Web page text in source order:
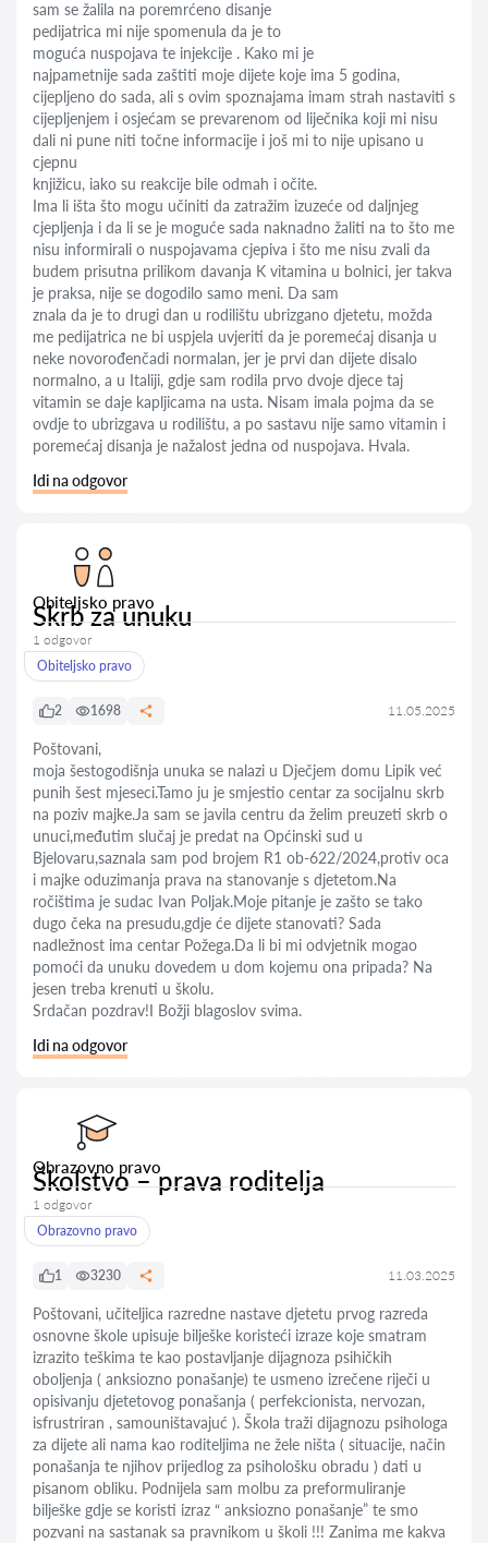
sam se žalila na poremrćeno disanje
pedijatrica mi nije spomenula da je to
moguća nuspojava te injekcije . Kako mi je
najpametnije sada zaštiti moje dijete koje ima 5 godina,
cijepljeno do sada, ali s ovim spoznajama imam strah nastaviti s
cijepljenjem i osjećam se prevarenom od liječnika koji mi nisu
dali ni pune niti točne informacije i još mi to nije upisano u
cjepnu
knjižicu, iako su reakcije bile odmah i očite.
Ima li išta što mogu učiniti da zatražim izuzeće od daljnjeg
cjepljenja i da li se je moguće sada naknadno žaliti na to što me
nisu informirali o nuspojavama cjepiva i što me nisu zvali da
budem prisutna prilikom davanja K vitamina u bolnici, jer takva
je praksa, nije se dogodilo samo meni. Da sam
znala da je to drugi dan u rodilištu ubrizgano djetetu, možda
me pedijatrica ne bi uspjela uvjeriti da je poremećaj disanja u
neke novorođenčadi normalan, jer je prvi dan dijete disalo
normalno, a u Italiji, gdje sam rodila prvo dvoje djece taj
vitamin se daje kapljicama na usta. Nisam imala pojma da se
ovdje to ubrizgava u rodilištu, a po sastavu nije samo vitamin i
poremećaj disanja je nažalost jedna od nuspojava. Hvala.
Idi na odgovor
Obiteljsko pravo
Skrb za unuku
1 odgovor
Obiteljsko pravo
2 1698 11.05.2025
Poštovani,
moja šestogodišnja unuka se nalazi u Dječjem domu Lipik već
punih šest mjeseci.Tamo ju je smjestio centar za socijalnu skrb
na poziv majke.Ja sam se javila centru da želim preuzeti skrb o
unuci,međutim slučaj je predat na Općinski sud u
Bjelovaru,saznala sam pod brojem R1 ob-622/2024,protiv oca
i majke oduzimanja prava na stanovanje s djetetom.Na
ročištima je sudac Ivan Poljak.Moje pitanje je zašto se tako
dugo čeka na presudu,gdje će dijete stanovati? Sada
nadležnost ima centar Požega.Da li bi mi odvjetnik mogao
pomoći da unuku dovedem u dom kojemu ona pripada? Na
jesen treba krenuti u školu.
Srdačan pozdrav!I Božji blagoslov svima.
Idi na odgovor
Obrazovno pravo
Školstvo – prava roditelja
1 odgovor
Obrazovno pravo
1 3230 11.03.2025
Poštovani, učiteljica razredne nastave djetetu prvog razreda
osnovne škole upisuje bilješke koristeći izraze koje smatram
izrazito teškima te kao postavljanje dijagnoza psihičkih
oboljenja ( anksiozno ponašanje) te usmeno izrečene riječi u
opisivanju djetetovog ponašanja ( perfekcionista, nervozan,
isfrustriran , samouništavajuć ). Škola traži dijagnozu psihologa
za dijete ali nama kao roditeljima ne žele ništa ( situacije, način
ponašanja te njihov prijedlog za psihološku obradu ) dati u
pisanom obliku. Podnijela sam molbu za preformuliranje
bilješke gdje se koristi izraz “ anksiozno ponašanje” te smo
pozvani na sastanak sa pravnikom u školi !!! Zanima me kakva